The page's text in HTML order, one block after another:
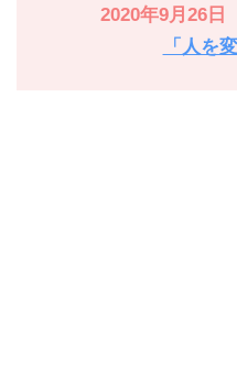
2020年9月26日
「人を